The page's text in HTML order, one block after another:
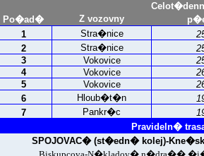
Po�ad�
Z vozovny
1
Stra�nice
2
Stra�nice
3
Vokovice
4
Vokovice
5
Vokovice
6
Hloub�t�n
7
Pankr�c
Pravideln�
SPOJOVAC� (st�edn� kolej)-